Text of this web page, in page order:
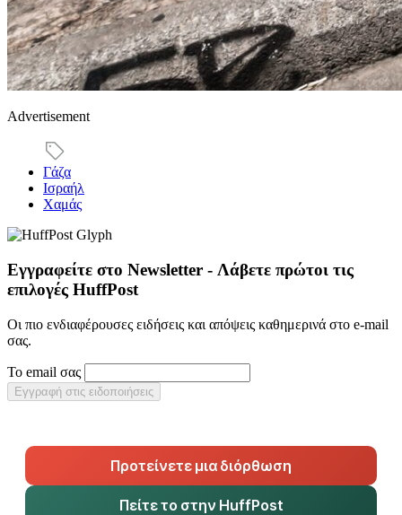
Advertisement
Γάζα
Ισραήλ
Χαμάς
Εγγραφείτε στο Newsletter - Λάβετε πρώτοι τις
επιλογές HuffPost
Οι πιο ενδιαφέρουσες ειδήσεις και απόψεις καθημερινά στο e-mail
σας.
Το email σας
Εγγραφή στις ειδοποιήσεις
Προτείνετε μια διόρθωση
Πείτε το στην HuffPost